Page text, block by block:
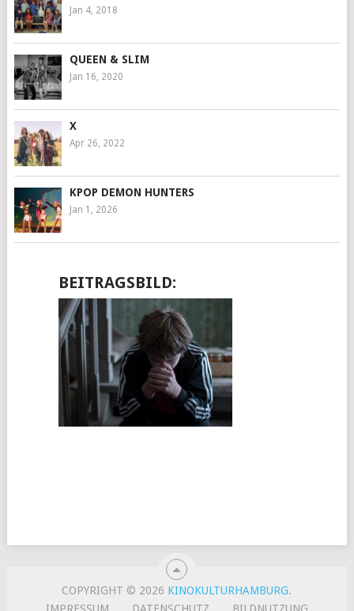
Jan 4, 2018
QUEEN & SLIM
Jan 16, 2020
X
Apr 26, 2022
KPOP DEMON HUNTERS
Jan 1, 2026
BEITRAGSBILD:
COPYRIGHT © 2026 KINOKULTURHAMBURG.